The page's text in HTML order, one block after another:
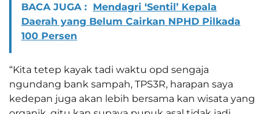
BACA JUGA : Mendagri ‘Sentil’ Kepala
Daerah yang Belum Cairkan NPHD Pilkada
100 Persen
“Kita tetep kayak tadi waktu opd sengaja
ngundang bank sampah, TPS3R, harapan saya
kedepan juga akan lebih bersama kan wisata yang